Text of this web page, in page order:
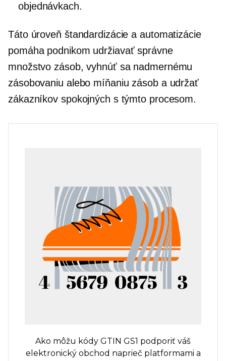
objednávkach.
Táto úroveň štandardizácie a automatizácie
pomáha podnikom udržiavať správne
množstvo zásob, vyhnúť sa nadmernému
zásobovaniu alebo míňaniu zásob a udržať
zákazníkov spokojných s týmto procesom.
Ako môžu kódy GTIN GS1 podporiť váš
elektronický obchod naprieč platformami a